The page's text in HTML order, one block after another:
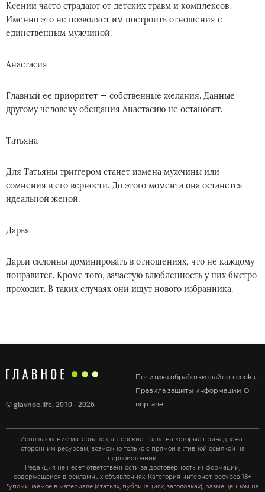
Ксении часто страдают от детских травм и комплексов.
Именно это не позволяет им построить отношения с
единственным мужчиной.
Анастасия
Главный ее приоритет — собственные желания. Данные
другому человеку обещания Анастасию не остановят.
Татьяна
Для Татьяны триггером станет измена мужчины или
сомнения в его верности. До этого момента она останется
идеальной женой.
Дарья
Дарьи склонны доминировать в отношениях, что не каждому
понравится. Кроме того, зачастую влюбленность у них быстро
проходит. В таких случаях они ищут нового избранника.
Политика обработки файлов cookie
Правила защиты информации О
портале
©glavnoe.life, 2010 - 2026
Использование материалов, авторские права на которые принадлежат
сторонним ресурсам, возможно только с прямой активной ссылкой на
первоисточник.
Редакция не несет ответственности за достоверность информации,
содержащейся в рекламных объявлениях. Категория интернет-ресурса 18+
*упоминаемое в материале (статьях, публикациях, заголовках), размещённом на